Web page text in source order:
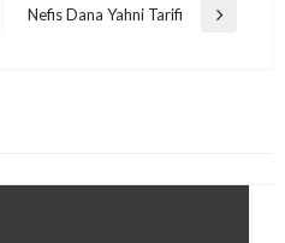
Next
Nefis Dana Yahni Tarifi